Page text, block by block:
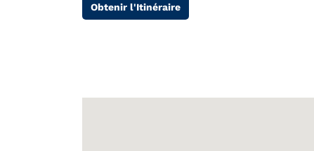
Obtenir l'ItinéraireLink Opens in New Tab